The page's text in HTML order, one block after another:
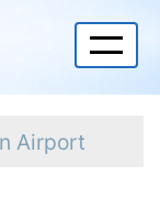
Airport